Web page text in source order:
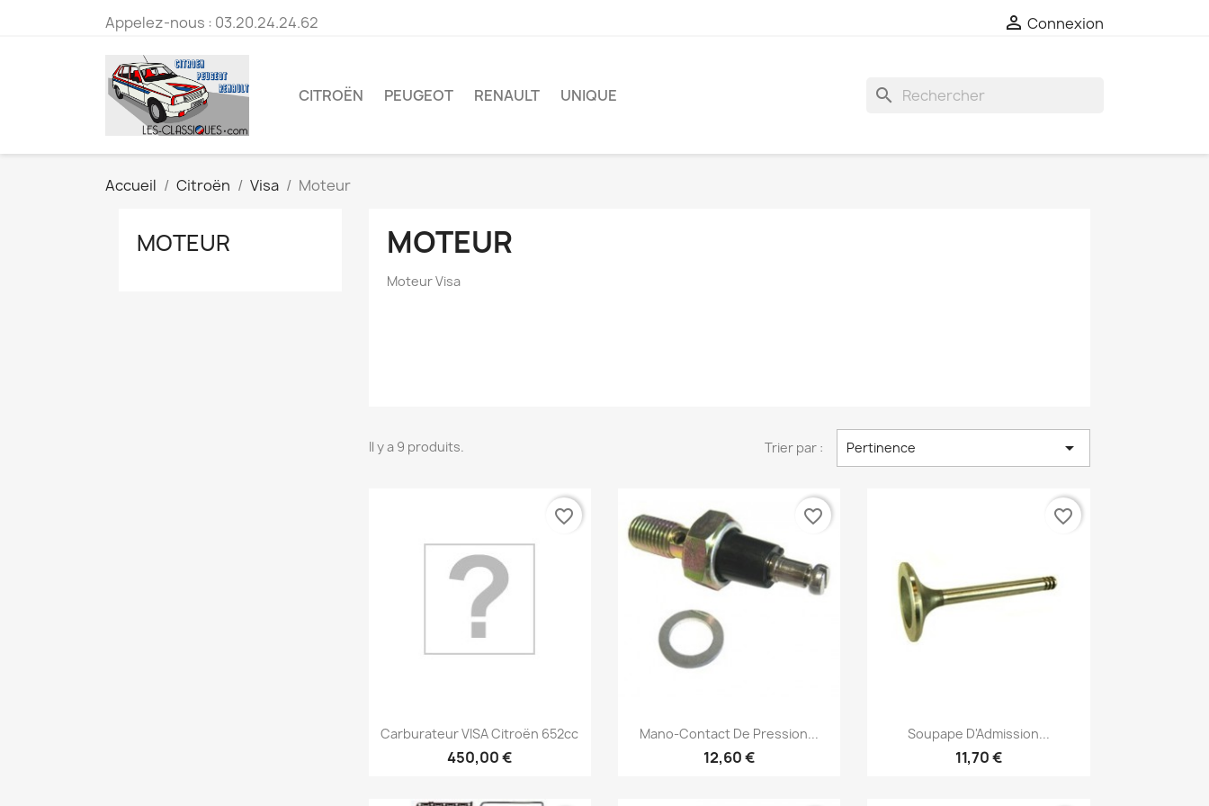
Appelez-nous : 03.20.24.24.62  Connexion
CITROËN PEUGEOT RENAULT UNIQUE search
Accueil Citroën Visa Moteur
MOTEUR MOTEUR
Moteur Visa
Il y a 9 produits. Trier par : Pertinence 
Aperçu rapide
Carburateur VISA Citroën 652cc
450,00 €
favorite_border
Aperçu rapide
Mano-Contact De Pression...
12,60 €
favorite_border
Aperçu rapide
Soupape D'Admission...
11,70 €
favorite_border
Créer une liste d'envies